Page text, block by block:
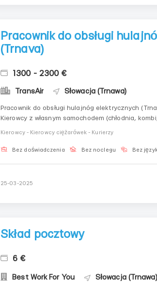
Pracownik do obsługi
(Trnava)
1300 - 2300 €
TransAir Słowacja (Trnawa)
Pracownik do obsługi hulajnóg elektrycznych (Trnava) Wynagrodzenie: 1300€ - 2000€
Kierowcy z własnym samochodem (chłodnia, kombi,
Kierowcy - Kierowcy ciężarówek - Kurierzy
Bez doświadczenia Bez noclegu Bez
25-03-2025
Skład pocztowy
6 €
Best Work For You Słowacja (Trnawa)